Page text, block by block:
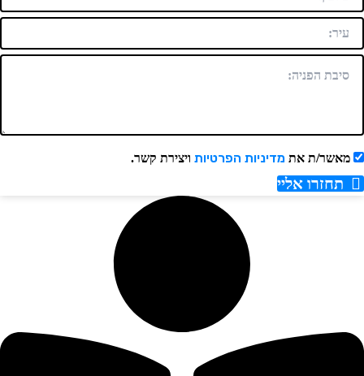
ת אתמדיניות הפרטיותויצירת קשר.
תחזרו אליי